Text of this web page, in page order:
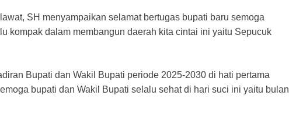
SH menyampaikan selamat bertugas bupati baru semoga
kompak dalam membangun daerah kita cintai ini yaitu Sepucuk
Bupati dan Wakil Bupati periode 2025-2030 di hati pertama
bupati dan Wakil Bupati selalu sehat di hari suci ini yaitu bulan